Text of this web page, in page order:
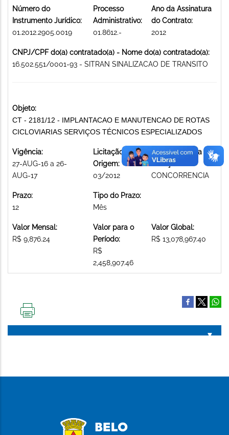
Número do
Instrumento Jurídico:
01.2012.2905.0019
Processo
Administrativo:
01.8612.-
Ano da Assinatura
do Contrato:
2012
CNPJ/CPF do(a) contratado(a) - Nome do(a) contratado(a):
16.502.551/0001-93 - SITRAN SINALIZACAO DE TRANSITO
Objeto:
CT - 2181/12 - IMPLANTACAO E MANUTENCAO DE ROTAS
CICLOVIARIAS SERVIÇOS TÉCNICOS ESPECIALIZADOS
Vigência:
27-AUG-16 a 26-
AUG-17
Licitação de
Origem:
03/2012
Modalidade da
licitação:
CONCORRENCIA
Prazo:
12
Tipo do Prazo:
Mês
Valor Mensal:
R$ 9,876.24
Valor para o
Período:
R$
2,458,907.46
Valor Global:
R$ 13,078,967.40
PÁGINA